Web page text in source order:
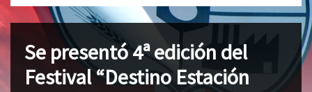
Se presentó 4ª edición del
Festival “Destino Estación